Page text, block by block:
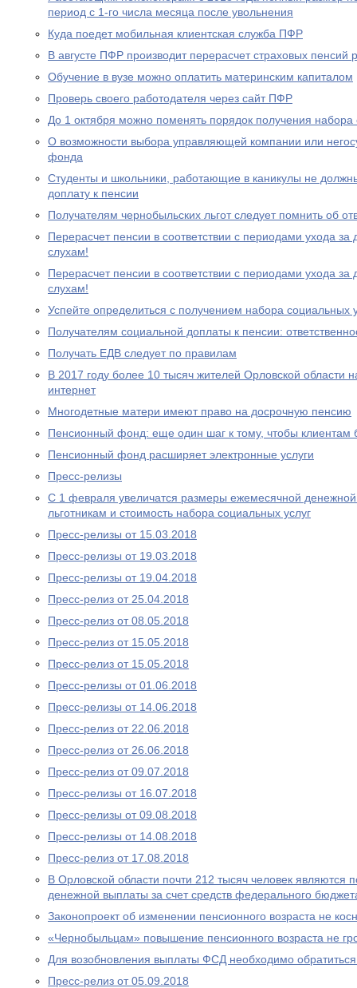
период с 1-го числа месяца после увольнения
Куда поедет мобильная клиентская служба ПФР
В августе ПФР производит перерасчет страховых
Обучение в вузе можно оплатить материнским капиталом
Проверь своего работодателя через сайт ПФР
До 1 октября можно поменять порядок получения набора
О возможности выбора управляющей компании или
фонда
Студенты и школьники, работающие в каникулы не
доплату к пенсии
Получателям чернобыльских льгот следует помнить об
Перерасчет пенсии в соответствии с периодами ухода за
слухам!
Перерасчет пенсии в соответствии с периодами ухода за
слухам!
Успейте определиться с получением набора социальных
Получателям социальной доплаты к пенсии:
Получать ЕДВ следует по правилам
В 2017 году более 10 тысяч жителей Орловской области
интернет
Многодетные матери имеют право на досрочную пенсию
Пенсионный фонд: еще один шаг к тому, чтобы клиентам
Пенсионный фонд расширяет электронные услуги
Пресс-релизы
С 1 февраля увеличатся размеры ежемесячной
льготникам и стоимость набора социальных услуг
Пресс-релизы от 15.03.2018
Пресс-релизы от 19.03.2018
Пресс-релизы от 19.04.2018
Пресс-релиз от 25.04.2018
Пресс-релиз от 08.05.2018
Пресс-релиз от 15.05.2018
Пресс-релиз от 15.05.2018
Пресс-релизы от 01.06.2018
Пресс-релизы от 14.06.2018
Пресс-релиз от 22.06.2018
Пресс-релиз от 26.06.2018
Пресс-релиз от 09.07.2018
Пресс-релизы от 16.07.2018
Пресс-релизы от 09.08.2018
Пресс-релизы от 14.08.2018
Пресс-релиз от 17.08.2018
В Орловской области почти 212 тысяч человек являются
денежной выплаты за счет средств федерального
Законопроект об изменении пенсионного возраста не
«Чернобыльцам» повышение пенсионного возраста не
Для возобновления выплаты ФСД необходимо
Пресс-релиз от 05.09.2018